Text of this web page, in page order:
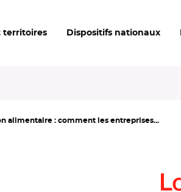
territoires Dispositifs nationaux
alimentaire : comment les entreprises...